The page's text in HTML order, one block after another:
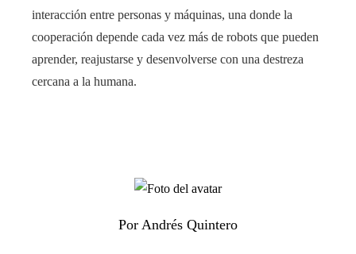
interacción entre personas y máquinas, una donde la
cooperación depende cada vez más de robots que pueden
aprender, reajustarse y desenvolverse con una destreza
cercana a la humana.
Por Andrés Quintero